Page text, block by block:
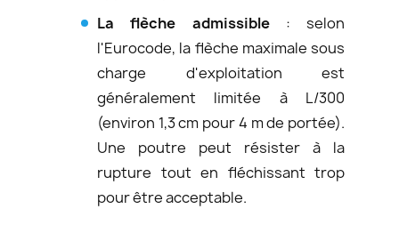
La flèche admissible: selon
l'Eurocode, la flèche maximale sous
charge d'exploitation est
généralement limitée à L/300
(environ 1,3 cm pour 4 m de portée).
Une poutre peut résister à la
rupture tout en fléchissant trop
pour être acceptable.